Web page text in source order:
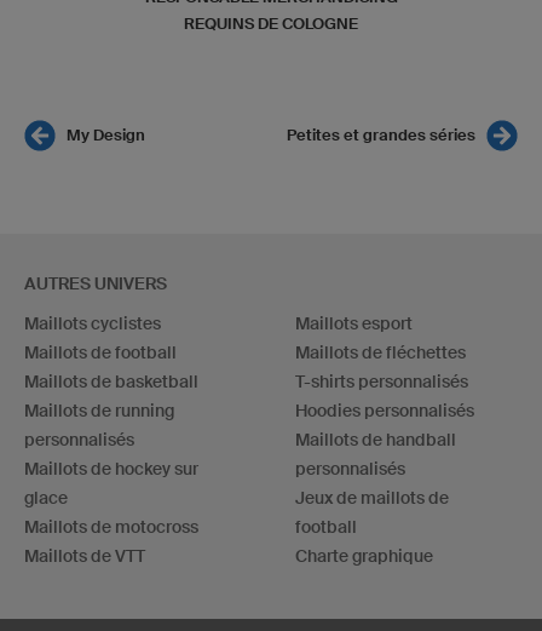
REQUINS DE COLOGNE
My Design Petites et grandes séries
AUTRES UNIVERS
Maillots cyclistes
Maillots de football
Maillots de basketball
Maillots de running
personnalisés
Maillots de hockey sur
glace
Maillots de motocross
Maillots de VTT
Maillots esport
Maillots de fléchettes
T-shirts personnalisés
Hoodies personnalisés
Maillots de handball
personnalisés
Jeux de maillots de
football
Charte graphique